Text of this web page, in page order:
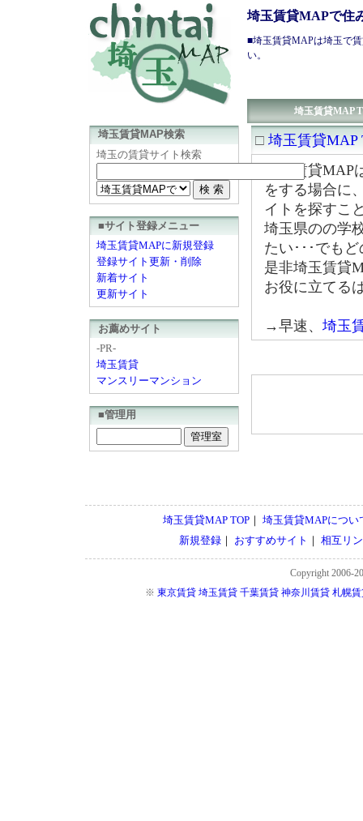
埼玉賃貸MAPで住
■埼玉賃貸MAPは埼玉で
い。
埼玉賃貸MAP
□ 埼玉賃貸MAP
埼玉賃貸
をする場合に
イトを探すこ
埼玉県のの学
たい･･･でも
是非埼玉賃貸
お役に立てる
→早速、 埼玉
埼玉賃貸MAP検索
埼玉の賃貸サイト検索
■サイト登録メニュー
埼玉賃貸MAPに新規登録
登録サイト更新・削除
新着サイト
更新サイト
お薦めサイト
-PR-
埼玉賃貸
マンスリーマンション
■管理用
埼玉賃貸MAP TOP｜ 埼玉賃貸MAPについ
新規登録 ｜ おすすめサイト ｜ 相互リ
Copyright 2006-
※ 東京賃貸 埼玉賃貸 千葉賃貸 神奈川賃貸 札幌賃